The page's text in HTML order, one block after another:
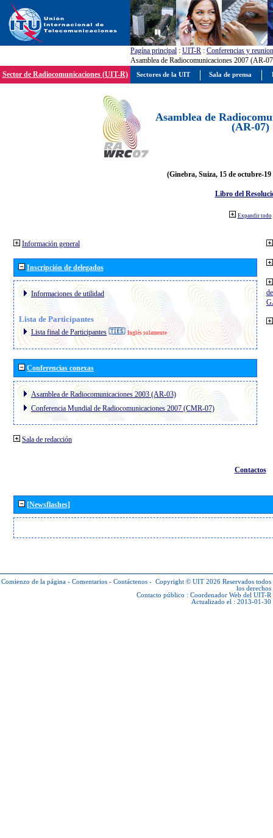
Pagína principal : UIT-R : Conferencias y
Asamblea de Radiocomunicaciones 2007 (AR-
Sector de Radiocomunicaciones (UIT-R)
Asamblea de
(AR-07)
(Ginebra, Suiza, 15 de octubre-19
Libro del
Expandir todo
Información general
Inscripción de delegados
Informaciones de utilidad
Lista de Participantes
Lista final de Participantes Inglés solamente
Conferencias conexas
Asamblea de Radiocomunicaciones 2003 (AR-03)
Conferencia Mundial de Radiocomunicaciones 2007 (CMR-07)
Sala de redacción
Contactos
[Newsflashes]
Comienzo de la página - Comentarios - Contáctenos - Copyright © UIT 2026 Reservados todos
los derechos
Contacto público : Coordenador Web del UIT-R
Actualizado el : 2013-01-30
Sectores de la UIT Sala de prensa